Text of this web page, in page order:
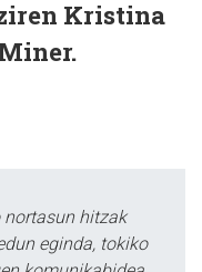
Kristina
nortasun hitzak
eginda, tokiko